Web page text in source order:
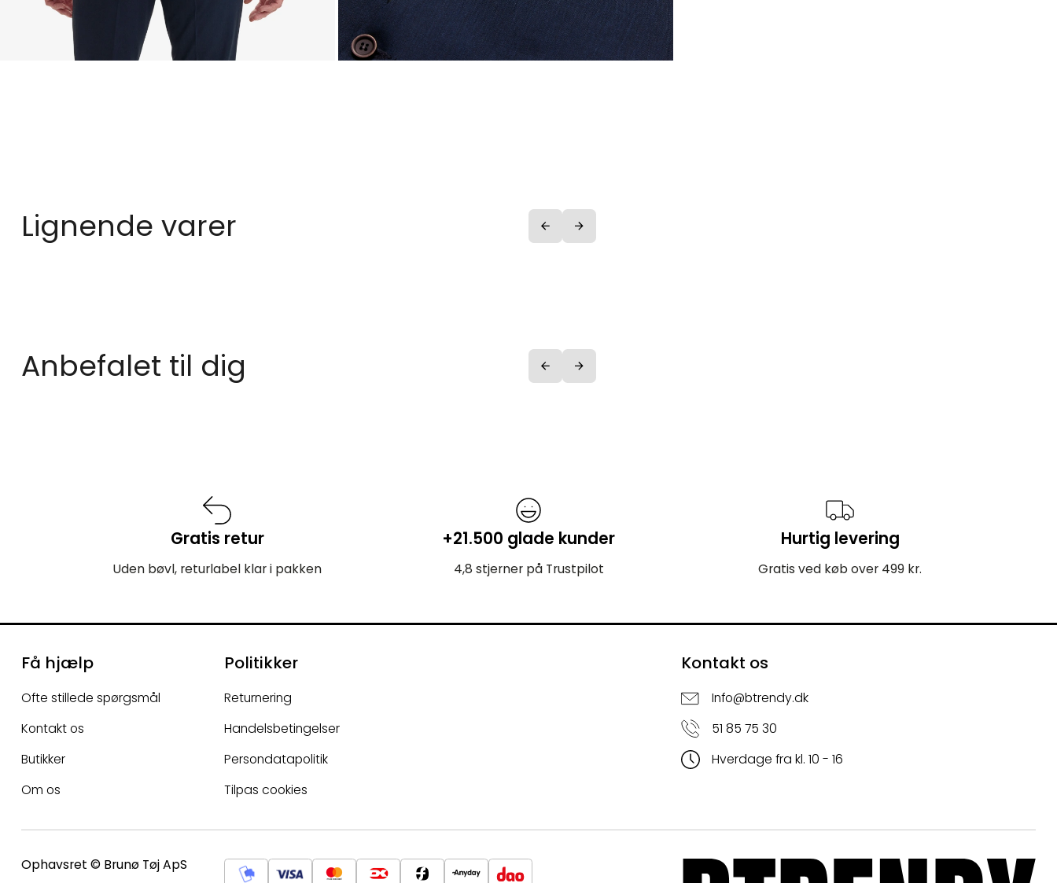
Lignende varer
Anbefalet til dig
Gratis retur
Uden bøvl, returlabel klar i pakken
+21.500 glade kunder
4,8 stjerner på Trustpilot
Hurtig levering
Gratis ved køb over 499 kr.
Få hjælp
Ofte stillede spørgsmål
Kontakt os
Butikker
Om os
Politikker
Returnering
Handelsbetingelser
Persondatapolitik
Tilpas cookies
Kontakt os
Info@btrendy.dk
51 85 75 30
Hverdage fra kl. 10 - 16
Ophavsret © Brunø Tøj ApS